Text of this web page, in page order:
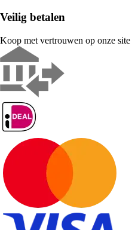
Veilig betalen
Koop met vertrouwen op onze site